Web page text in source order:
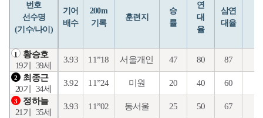
번호
선수명
(기수/나이)
기어
배수
200m
기록
훈련지
승
률
연
대
율
삼연
대율
1
황승호
19기
39세
3.93 11”18 서울개인 47 80 87
2
최종근
20기
34세
3.92 11”24 미원 20 40 60
3
정하늘
21기
35세
3.93 11”02 동서울 25 50 67